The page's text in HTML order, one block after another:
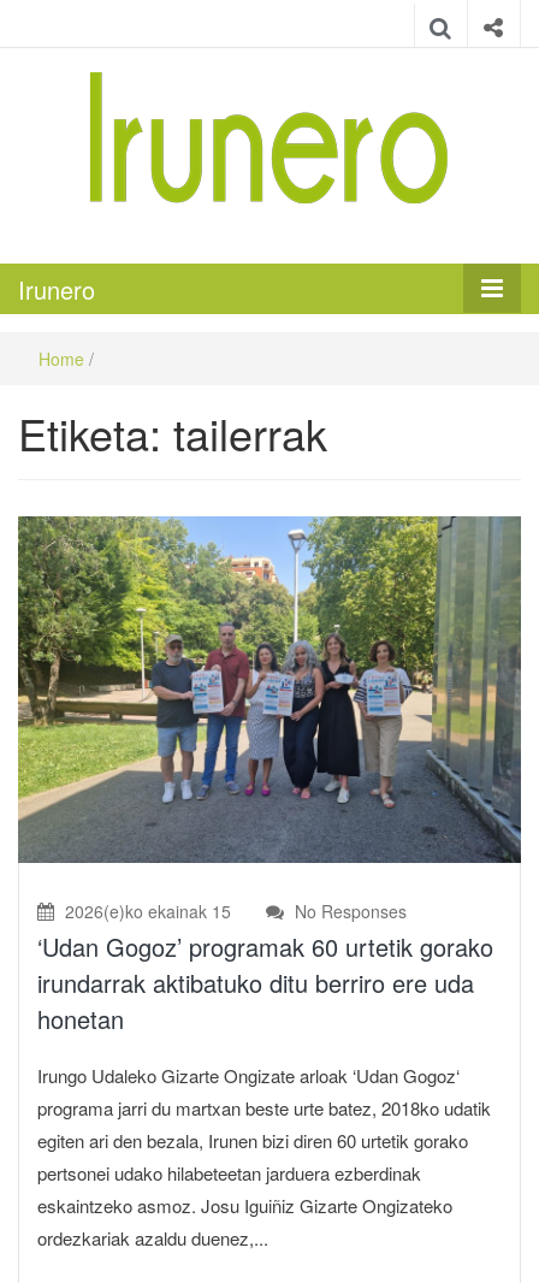
Irunero
Home /
Etiketa: tailerrak
2026(e)ko ekainak 15 No Responses
‘Udan Gogoz’ programak 60 urtetik gorako
irundarrak aktibatuko ditu berriro ere uda
honetan
Irungo Udaleko Gizarte Ongizate arloak ‘Udan Gogoz‘
programa jarri du martxan beste urte batez, 2018ko udatik
egiten ari den bezala, Irunen bizi diren 60 urtetik gorako
pertsonei udako hilabeteetan jarduera ezberdinak
eskaintzeko asmoz. Josu Iguiñiz Gizarte Ongizateko
ordezkariak azaldu duenez,...